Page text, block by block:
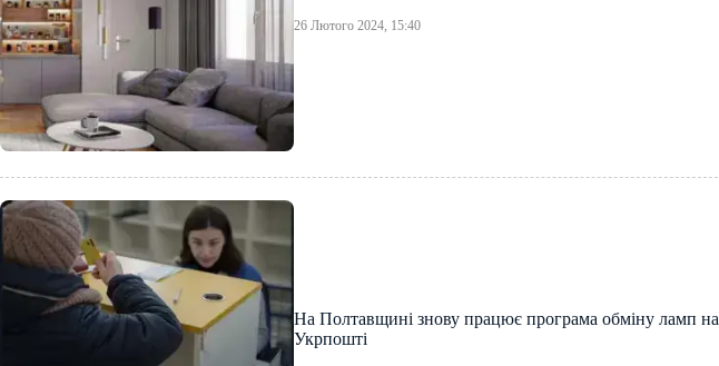
26 Лютого 2024, 15:40
На Полтавщині знову працює програма обміну ламп на
Укрпошті